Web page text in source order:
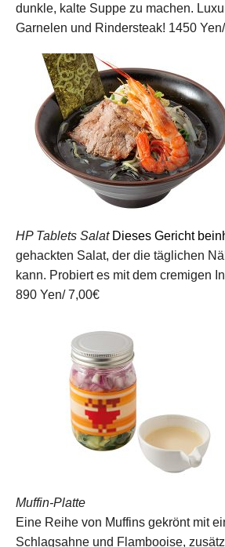
dunkle, kalte Suppe zu machen.
Garnelen und Rindersteak! 1450
HP Tablets SalatDieses Gericht
gehackten Salat, der die täglichen
kann. Probiert es mit dem cremigen
890 Yen/ 7,00€
Muffin-Platte
Eine Reihe von Muffins gekrönt mit
Schlagsahne und Flambooise,